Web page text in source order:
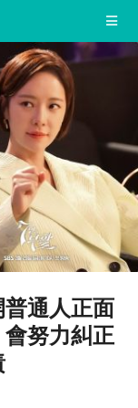
通人正面
努力糾正